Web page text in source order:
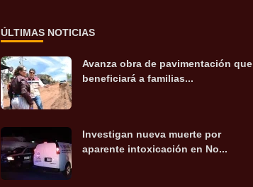
ÚLTIMAS NOTICIAS
Avanza obra de pavimentación que
beneficiará a familias...
Investigan nueva muerte por
aparente intoxicación en No...